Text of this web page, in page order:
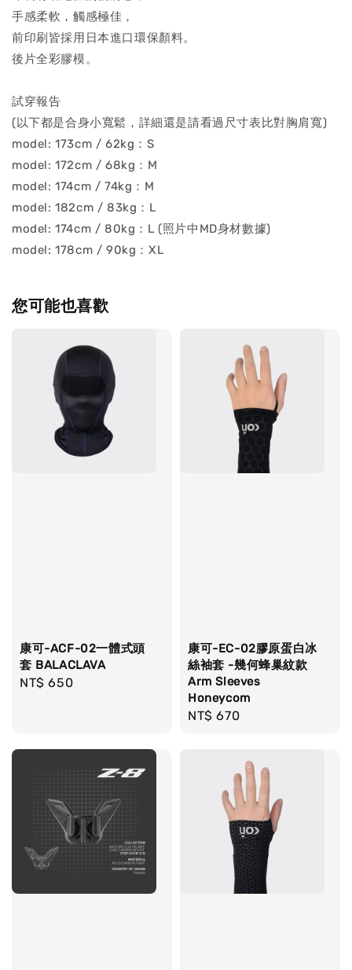
NT$ 100
NT$ 190
加入購物車
掌套加價購
加入購物車
售完
手感柔軟，觸感極佳，
前印刷皆採用日本進口環保顏料。
後片全彩膠模。
試穿報告
(以下都是合身小寬鬆，詳細還是請看過尺寸表比對胸肩寬)
model: 173cm / 62kg：S
model: 172cm / 68kg：M
model: 174cm / 74kg：M
model: 182cm / 83kg：L
model: 174cm / 80kg：L (照片中MD身材數據)
model: 178cm / 90kg：XL
您可能也喜歡
康可-ACF-02一體式頭
套 BALACLAVA
Regular
NT$ 650
康可-EC-02膠原蛋白冰
絲袖套 -幾何蜂巢紋款
Arm Sleeves
Honeycom
Regular
NT$ 670